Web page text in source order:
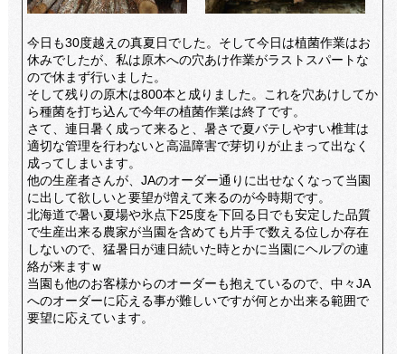
今日も30度越えの真夏日でした。そして今日は植菌作業はお
休みでしたが、私は原木への穴あけ作業がラストスパートな
ので休まず行いました。
そして残りの原木は800本と成りました。これを穴あけしてか
ら種菌を打ち込んで今年の植菌作業は終了です。
さて、連日暑く成って来ると、暑さで夏バテしやすい椎茸は
適切な管理を行わないと高温障害で芽切りが止まって出なく
成ってしまいます。
他の生産者さんが、JAのオーダー通りに出せなくなって当園
に出して欲しいと要望が増えて来るのが今時期です。
北海道で暑い夏場や氷点下25度を下回る日でも安定した品質
で生産出来る農家が当園を含めても片手で数える位しか存在
しないので、猛暑日が連日続いた時とかに当園にヘルプの連
絡が来ますｗ
当園も他のお客様からのオーダーも抱えているので、中々JA
へのオーダーに応える事が難しいですが何とか出来る範囲で
要望に応えています。